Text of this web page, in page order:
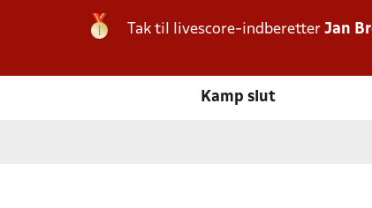
Tak til livescore-indberetter Jan
Kamp slut